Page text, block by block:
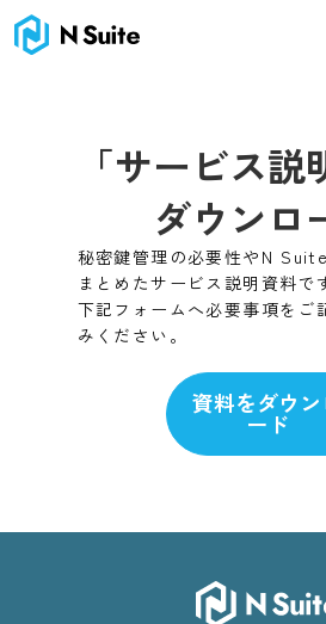
「サービス説明資料」ダウンロード
「サービス説
ダウンロ
秘密鍵管理の必要性やN
まとめたサービス説明資料で
下記フォームへ必要事項をご
みください。
資料をダウン
ード